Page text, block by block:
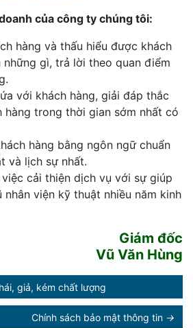
của công ty chúng tôi:
hàng và thấu hiểu được khách
những gì, trả lời theo quan điểm
với khách hàng, giải đáp thắc
hàng trong thời gian sớm nhất có
hàng bằng ngôn ngữ chuẩn
và lịch sự nhất.
cải thiện dịch vụ với sự giúp
viện kỹ thuật nhiều năm kinh
Giám đốc
Vũ Văn Hùng
giả, kém chất lượng
Chính sách bảo mật thông tin →